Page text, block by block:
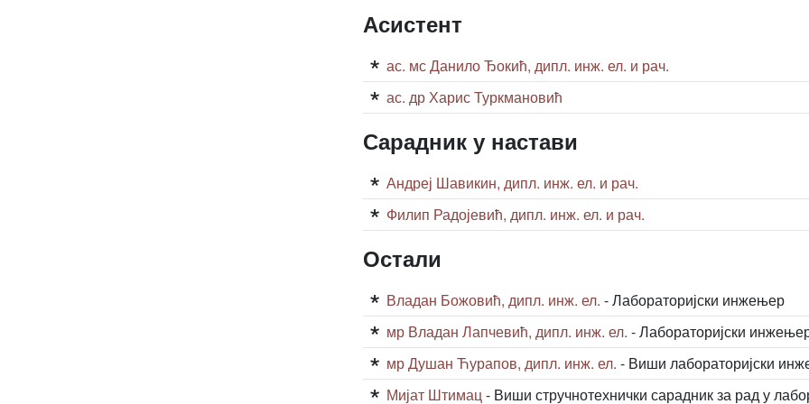
Асистент
ас. мс Данило Ђокић, дипл. инж. ел. и рач.
ас. др Харис Туркмановић
Сарадник у настави
Андреј Шавикин, дипл. инж. ел. и рач.
Филип Радојевић, дипл. инж. ел. и рач.
Остали
Владан Божовић, дипл. инж. ел. - Лабораторијски инжењер
мр Владан Лапчевић, дипл. инж. ел. - Лабораторијски
мр Душан Ћурапов, дипл. инж. ел. - Виши лабораторијски
Мијат Штимац- Виши стручнотехнички сарадник за рад у